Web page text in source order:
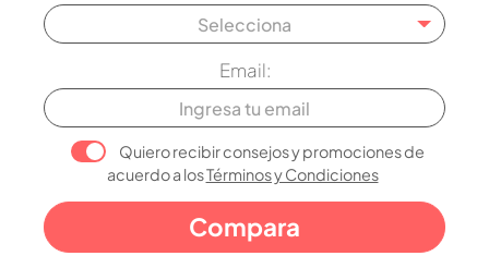
Selecciona
Email:
Quiero recibir consejos y promociones de
acuerdo a losTérminos y Condiciones